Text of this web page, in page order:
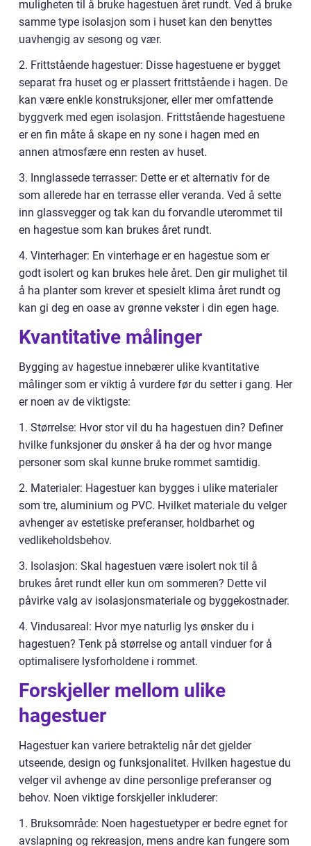
muligheten til å bruke hagestuen året rundt. Ved å bruke
samme type isolasjon som i huset kan den benyttes
uavhengig av sesong og vær.
2. Frittstående hagestuer: Disse hagestuene er bygget
separat fra huset og er plassert frittstående i hagen. De
kan være enkle konstruksjoner, eller mer omfattende
byggverk med egen isolasjon. Frittstående hagestuene
er en fin måte å skape en ny sone i hagen med en
annen atmosfære enn resten av huset.
3. Innglassede terrasser: Dette er et alternativ for de
som allerede har en terrasse eller veranda. Ved å sette
inn glassvegger og tak kan du forvandle uterommet til
en hagestue som kan brukes året rundt.
4. Vinterhager: En vinterhage er en hagestue som er
godt isolert og kan brukes hele året. Den gir mulighet til
å ha planter som krever et spesielt klima året rundt og
kan gi deg en oase av grønne vekster i din egen hage.
Kvantitative målinger
Bygging av hagestue innebærer ulike kvantitative
målinger som er viktig å vurdere før du setter i gang. Her
er noen av de viktigste:
1. Størrelse: Hvor stor vil du ha hagestuen din? Definer
hvilke funksjoner du ønsker å ha der og hvor mange
personer som skal kunne bruke rommet samtidig.
2. Materialer: Hagestuer kan bygges i ulike materialer
som tre, aluminium og PVC. Hvilket materiale du velger
avhenger av estetiske preferanser, holdbarhet og
vedlikeholdsbehov.
3. Isolasjon: Skal hagestuen være isolert nok til å
brukes året rundt eller kun om sommeren? Dette vil
påvirke valg av isolasjonsmateriale og byggekostnader.
4. Vindusareal: Hvor mye naturlig lys ønsker du i
hagestuen? Tenk på størrelse og antall vinduer for å
optimalisere lysforholdene i rommet.
Forskjeller mellom ulike
hagestuer
Hagestuer kan variere betraktelig når det gjelder
utseende, design og funksjonalitet. Hvilken hagestue du
velger vil avhenge av dine personlige preferanser og
behov. Noen viktige forskjeller inkluderer:
1. Bruksområde: Noen hagestuetyper er bedre egnet for
avslapning og rekreasjon, mens andre kan fungere som